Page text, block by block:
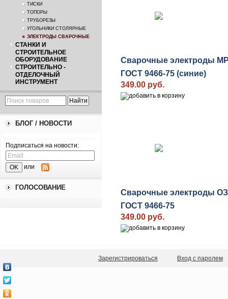
ТИСКИ
ТОПОРЫ
ТРУБОРЕЗЫ
УГОЛЬНИКИ СТОЛЯРНЫЕ
ЭЛЕКТРОДЫ СВАРОЧНЫЕ
СТАНКИ И
СТРОИТЕЛЬНОЕ
ОБОРУДОВАНИЕ
СТРОИТЕЛЬНО -
ОТДЕЛОЧНЫЙ
ИНСТРУМЕНТ
БЛОГ / НОВОСТИ
Подписаться на новости:
или
ГОЛОСОВАНИЕ
Сварочные электроды
ГОСТ 9466-75 (синие)
349.00 руб.
Сварочные электроды
ГОСТ 9466-75
349.00 руб.
Зарегистрироваться Вход с паролем